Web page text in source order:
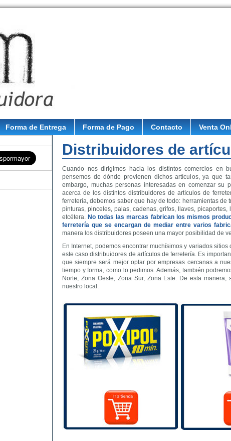
Forma de Entrega Forma de Pago Contacto Venta
Distribuidores de
Cuando nos dirigimos hacia los distintos comercios en
pensemos de dónde provienen dichos artículos, ya que
embargo, muchas personas interesadas en comenzar su
acerca de los distintos distribuidores de artículos de
ferretería, debemos saber que hay de todo: herramientas
pinturas, pinceles, palas, cadenas, grifos, llaves,
etcétera. No todas las marcas fabrican los mismos
ferretería que se encargan de mediar entre varios
manera los distribuidores poseen una mayor posibilidad de
En Internet, podemos encontrar muchísimos y variados
este caso distribuidores de artículos de ferretería. Es
que siempre será mejor optar por empresas cercanas a
tiempo y forma, como lo pedimos. Además, también
Norte, Zona Oeste, Zona Sur, Zona Este. De esta
nuestro local.